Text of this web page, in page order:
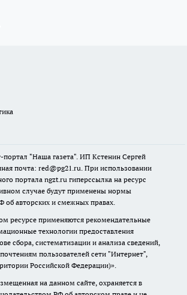
портал "Наша газета". ИП Кстенин Сергей
почта: red@pg21.ru. При использовании
портала ngzt.ru гиперссылка на ресурс
случае будут применены нормы
об авторских и смежных правах.
ресурсе применяются рекомендательные
технологии предоставления
сбора, систематизации и анализа сведений,
пользователей сети "Интернет",
Российской Федерации)».
на данном сайте, охраняется в